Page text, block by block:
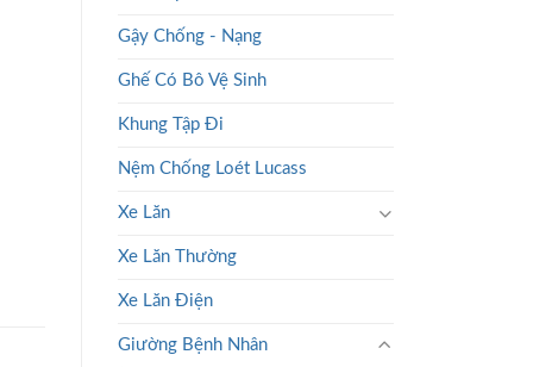
Gậy Chống - Nạng
Ghế Có Bô Vệ Sinh
Khung Tập Đi
Nệm Chống Loét Lucass
Xe Lăn
Xe Lăn Thường
Xe Lăn Điện
Giường Bệnh Nhân